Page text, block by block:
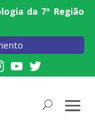
da 7ª Região